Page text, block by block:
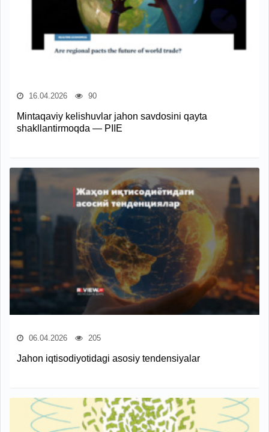
16.04.2026 90
Mintaqaviy kelishuvlar jahon savdosini qayta
shakllantirmoqda — PIIE
06.04.2026 205
Jahon iqtisodiyotidagi asosiy tendensiyalar